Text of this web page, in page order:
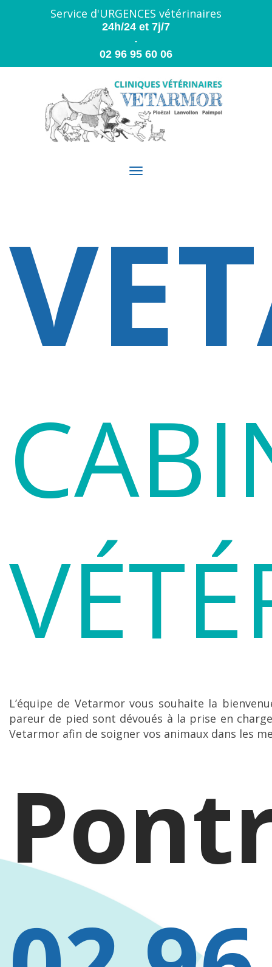
Service d'URGENCES vétérinaires
24h/24 et 7j/7
-
02 96 95 60 06
Toggle
L’équipe de Vetarmor vous souhaite la
pareur de pied sont dévoués à la prise en
Vetarmor afin de soigner vos animaux dans les
Panneau de gestion des cookies